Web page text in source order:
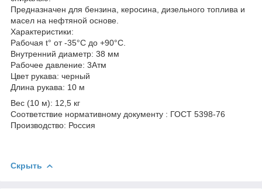
Предназначен для бензина, керосина, дизельного топлива и
масел на нефтяной основе.
Характеристики:
Рабочая t° от -35°С до +90°С.
Внутренний диаметр: 38 мм
Рабочее давление: 3Атм
Цвет рукава: черный
Длина рукава: 10 м
Вес (10 м): 12,5 кг
Соответствие нормативному документу : ГОСТ 5398-76
Производство: Россия
Скрыть